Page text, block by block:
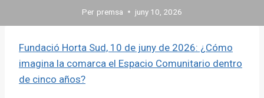
Per premsa juny 10, 2026
Fundació Horta Sud, 10 de juny de 2026: ¿Cómo
imagina la comarca el Espacio Comunitario dentro
de cinco años?